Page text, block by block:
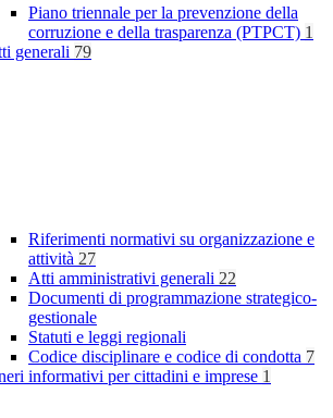
Piano triennale per la prevenzione della
corruzione e della trasparenza (PTPCT) 1
generali 79
Riferimenti normativi su organizzazione e
attività 27
Atti amministrativi generali 22
Documenti di programmazione strategico-
gestionale
Statuti e leggi regionali
Codice disciplinare e codice di condotta 7
informativi per cittadini e imprese 1